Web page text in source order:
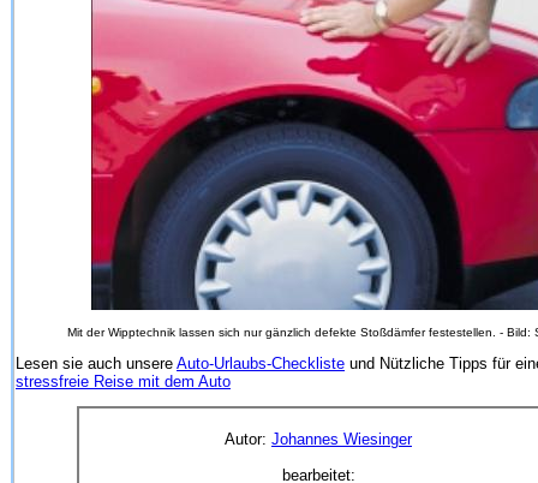
Mit der Wipptechnik lassen sich nur gänzlich defekte Stoßdämfer festestellen. - Bild:
Lesen sie auch unsere Auto-Urlaubs-Checkliste und Nützliche Tipps für
stressfreie Reise mit dem Auto
Autor: Johannes Wiesinger
bearbeitet: